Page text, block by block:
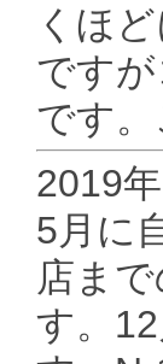
くほ
です
です
2019
5月に
店ま
す。